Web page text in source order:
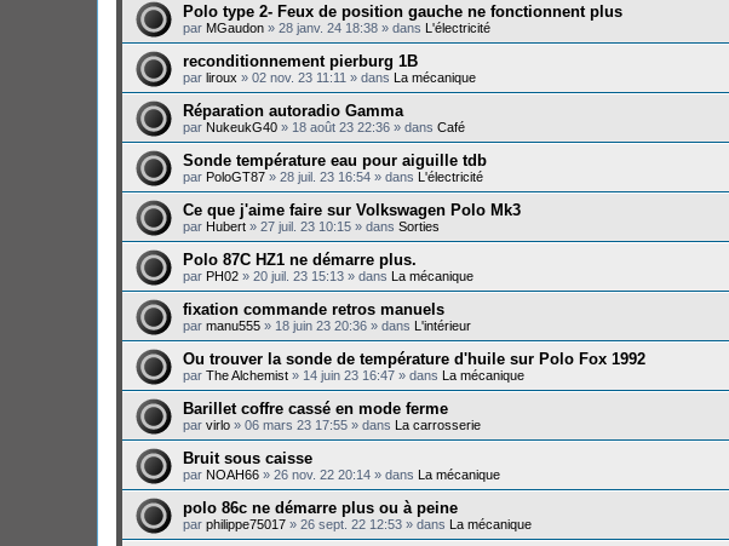
Polo type 2- Feux de position gauche ne fonctionnent plus
par MGaudon » 28 janv. 24 18:38 » dans L'électricité
reconditionnement pierburg 1B
par liroux » 02 nov. 23 11:11 » dans La mécanique
Réparation autoradio Gamma
par NukeukG40 » 18 août 23 22:36 » dans Café
Sonde température eau pour aiguille tdb
par PoloGT87 » 28 juil. 23 16:54 » dans L'électricité
Ce que j'aime faire sur Volkswagen Polo Mk3
par Hubert » 27 juil. 23 10:15 » dans Sorties
Polo 87C HZ1 ne démarre plus.
par PH02 » 20 juil. 23 15:13 » dans La mécanique
fixation commande retros manuels
par manu555 » 18 juin 23 20:36 » dans L'intérieur
Ou trouver la sonde de température d'huile sur Polo Fox 1992
par The Alchemist » 14 juin 23 16:47 » dans La mécanique
Barillet coffre cassé en mode ferme
par virlo » 06 mars 23 17:55 » dans La carrosserie
Bruit sous caisse
par NOAH66 » 26 nov. 22 20:14 » dans La mécanique
polo 86c ne démarre plus ou à peine
par philippe75017 » 26 sept. 22 12:53 » dans La mécanique